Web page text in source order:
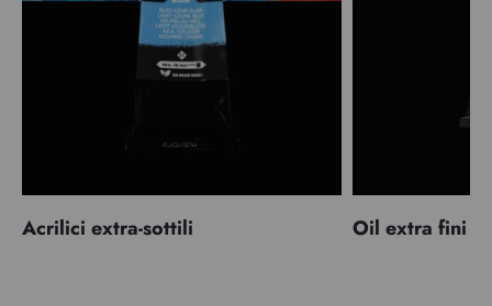
Acrilici extra-sottili Oil extra fini